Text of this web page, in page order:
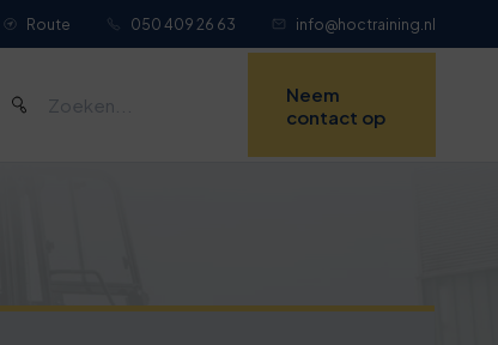
Route 050 409 26 63 info@hoctraining.nl
Neem
contact op